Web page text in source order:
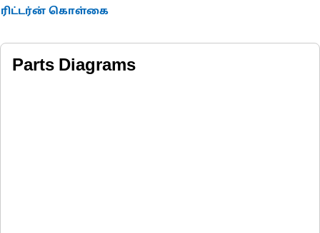
ரிட்டர்ன் கொள்கை
Parts Diagrams